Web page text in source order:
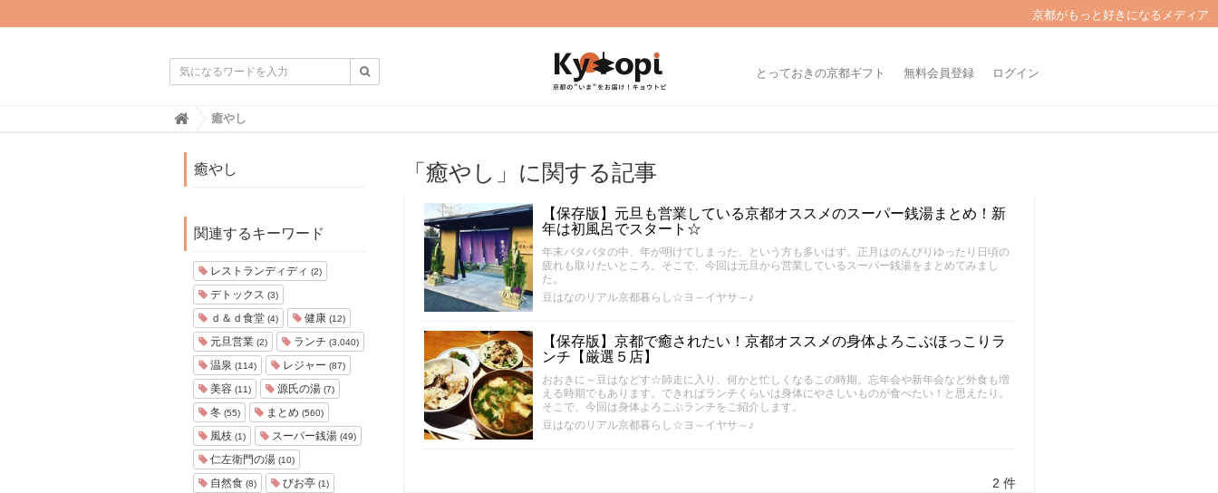
京都がもっと好きになるメディア
とっておきの京都ギフト 無料会員登録 ログイン
H
癒やし
癒やし
関連するキーワード
レストランディディ (2)
デトックス (3)
ｄ＆ｄ食堂 (4) 健康 (12)
元旦営業 (2) ランチ (3,040)
温泉 (114) レジャー (87)
美容 (11) 源氏の湯 (7)
冬 (55) まとめ (560)
風枝 (1) スーパー銭湯 (49)
仁左衛門の湯 (10)
自然食 (8) びお亭 (1)
「癒やし」に関する記事
【保存版】元旦も営業している京都オススメのスーパー銭湯まとめ！新
年は初風呂でスタート☆
年末バタバタの中、年が明けてしまった、という方も多いはず。正月はのんびりゆったり日頃の
疲れも取りたいところ。そこで、今回は元旦から営業しているスーパー銭湯をまとめてみまし
た。
豆はなのリアル京都暮らし☆ヨ～イヤサ～♪
【保存版】京都で癒されたい！京都オススメの身体よろこぶほっこりラ
ンチ【厳選５店】
おおきに～豆はなどす☆師走に入り、何かと忙しくなるこの時期。忘年会や新年会など外食も増
える時期でもあります。できればランチくらいは身体にやさしいものが食べたい！と思えたり。
そこで、今回は身体よろこぶランチをご紹介します。
豆はなのリアル京都暮らし☆ヨ～イヤサ～♪
2 件